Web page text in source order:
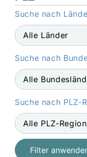
Suche nach
Suche nach
Suche nach PLZ-
Filter